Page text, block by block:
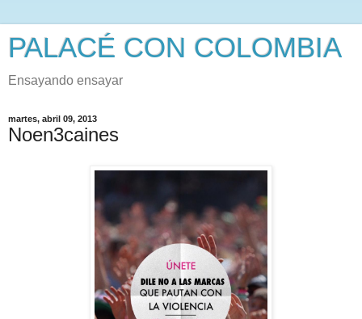
PALACÉ CON COLOMBIA
Ensayando ensayar
martes, abril 09, 2013
Noen3caines